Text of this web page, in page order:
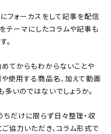
フォーカスをして記事を配信
をテーマにしたコラムや記事も
。
てからもわからないことや
使用する商品名、加えて動画
いのではないでしょうか。
ちだけに限らず日々整理・収
協力いただき、コラム形式で